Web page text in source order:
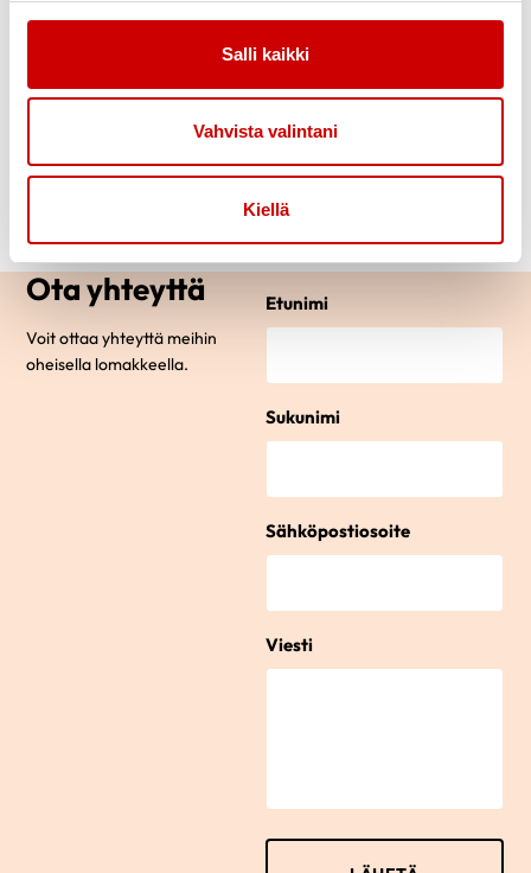
Salli kaikki
Vahvista valintani
Kiellä
0405076425
aavuonti@gmail.com
Viljo Yli-Yrjänäinen
Ota yhteyttä
Voit ottaa yhteyttä meihin
oheisella lomakkeella.
Etunimi
Sukunimi
Sähköpostiosoite
Viesti